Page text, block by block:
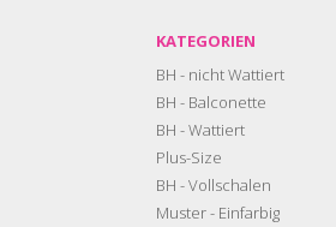
KATEGORIEN
BH - nicht Wattiert
BH - Balconette
BH - Wattiert
Plus-Size
BH - Vollschalen
Muster - Einfarbig